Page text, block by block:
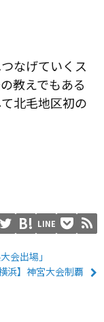
なげていくス
教えでもある
北毛地区初の
LINE
会出場」
浜】神宮大会制覇